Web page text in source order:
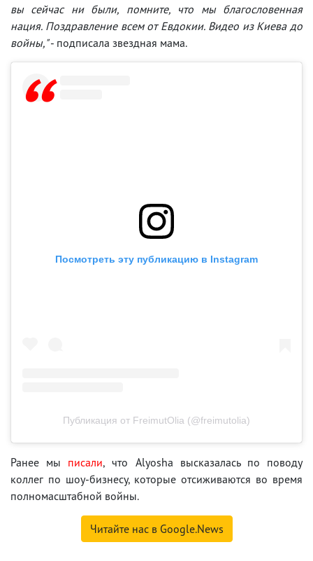
вы сейчас ни были, помните, что мы благословенная
нация. Поздравление всем от Евдокии. Видео из Киева до
войны,"- подписала звездная мама.
Посмотреть эту публикацию в Instagram
Публикация от FreimutOlia (@freimutolia)
Ранее мы писали, что Alyosha высказалась по поводу
коллег по шоу-бизнесу, которые отсиживаются во время
полномасштабной войны.
Читайте нас в Google.News